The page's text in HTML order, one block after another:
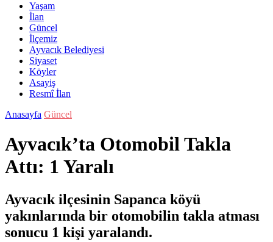
Yaşam
İlan
Güncel
İlçemiz
Ayvacık Belediyesi
Siyaset
Köyler
Asayiş
Resmî İlan
Anasayfa Güncel
Ayvacık’ta Otomobil Takla
Attı: 1 Yaralı
Ayvacık ilçesinin Sapanca köyü
yakınlarında bir otomobilin takla atması
sonucu 1 kişi yaralandı.